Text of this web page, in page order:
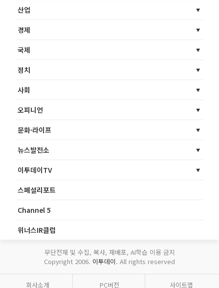
산업
경제
국제
정치
사회
오피니언
문화·라이프
뉴스발전소
이투데이TV
스페셜리포트
Channel 5
위너스IR클럽
무단전재 및 수집, 복사, 재배포, AI학습 이용 금지
Copyright 2006. 이투데이. All rights reserved
회사소개 PC버전 사이트맵